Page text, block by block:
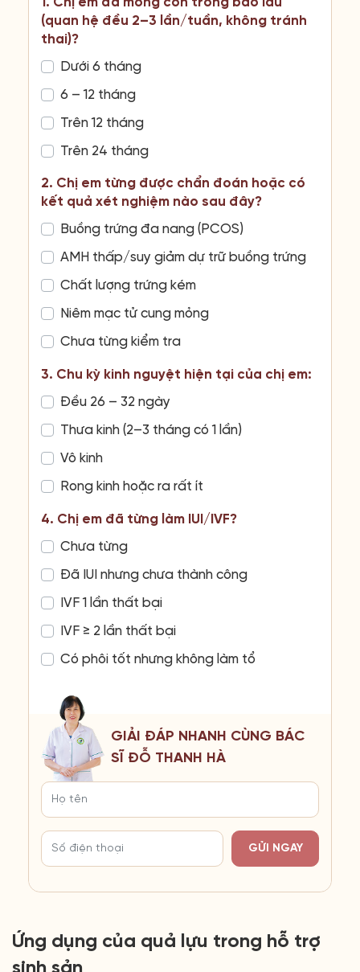
(quan hệ đều 2–3 lần/tuần, không tránh
thai)?
Dưới 6 tháng
6 – 12 tháng
Trên 12 tháng
Trên 24 tháng
2. Chị em từng được chẩn đoán hoặc có
kết quả xét nghiệm nào sau đây?
Buồng trứng đa nang (PCOS)
AMH thấp/suy giảm dự trữ buồng trứng
Chất lượng trứng kém
Niêm mạc tử cung mỏng
Chưa từng kiểm tra
3. Chu kỳ kinh nguyệt hiện tại của chị em:
Đều 26 – 32 ngày
Thưa kinh (2–3 tháng có 1 lần)
Vô kinh
Rong kinh hoặc ra rất ít
4. Chị em đã từng làm IUI/IVF?
Chưa từng
Đã IUI nhưng chưa thành công
IVF 1 lần thất bại
IVF ≥ 2 lần thất bại
Có phôi tốt nhưng không làm tổ
GIẢI ĐÁP NHANH CÙNG BÁC
SĨ ĐỖ THANH HÀ
GỬI NGAY
Ứng dụng của quả lựu trong hỗ trợ